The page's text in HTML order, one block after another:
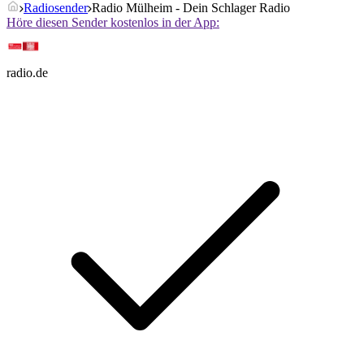
Radiosender Radio Mülheim - Dein Schlager Radio
Höre diesen Sender kostenlos in der App:
radio.de